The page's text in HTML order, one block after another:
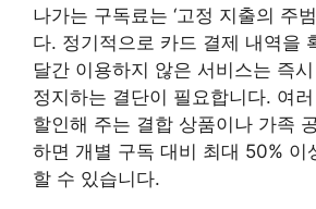
나가는 구독료는 ‘고정 지출의 주
다. 정기적으로 카드 결제 내역을
달간 이용하지 않은 서비스는 즉
정지하는 결단이 필요합니다. 여
할인해 주는 결합 상품이나 가족
하면 개별 구독 대비 최대 50% 이
할 수 있습니다.